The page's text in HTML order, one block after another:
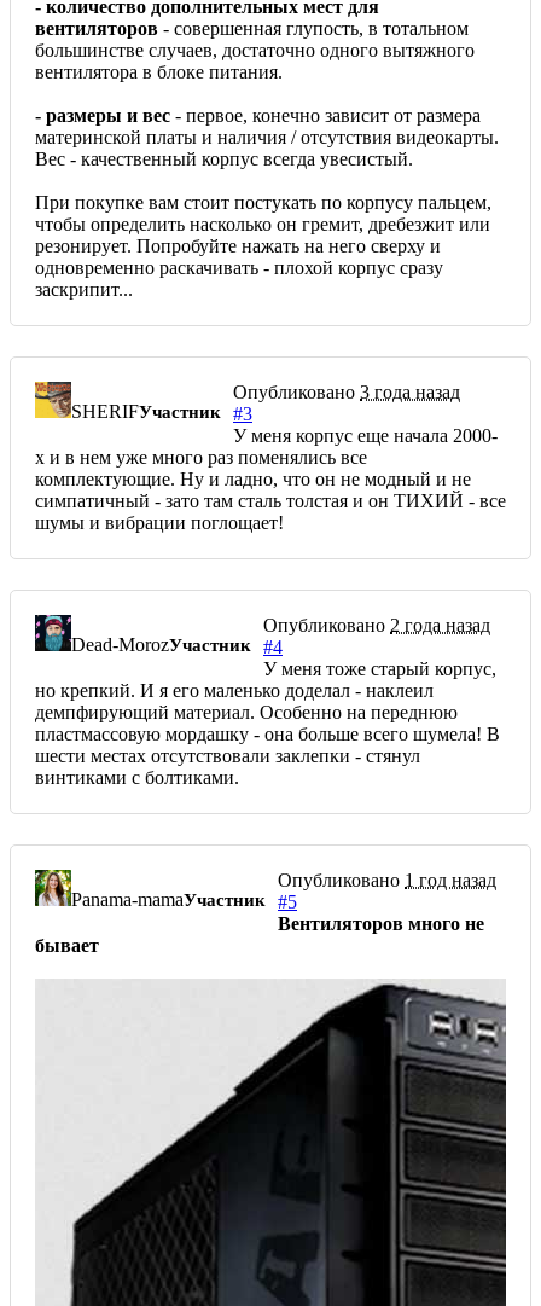
- количество дополнительных мест для
вентиляторов - совершенная глупость, в тотальном
большинстве случаев, достаточно одного вытяжного
вентилятора в блоке питания.
- размеры и вес - первое, конечно зависит от размера
материнской платы и наличия / отсутствия видеокарты.
Вес - качественный корпус всегда увесистый.
При покупке вам стоит постукать по корпусу пальцем,
чтобы определить насколько он гремит, дребезжит или
резонирует. Попробуйте нажать на него сверху и
одновременно раскачивать - плохой корпус сразу
заскрипит...
SHERIFУчастник
Опубликовано 3 года назад
#3
У меня корпус еще начала 2000-
х и в нем уже много раз поменялись все
комплектующие. Ну и ладно, что он не модный и не
симпатичный - зато там сталь толстая и он ТИХИЙ - все
шумы и вибрации поглощает!
Dead-MorozУчастник
Опубликовано 2 года назад
#4
У меня тоже старый корпус,
но крепкий. И я его маленько доделал - наклеил
демпфирующий материал. Особенно на переднюю
пластмассовую мордашку - она больше всего шумела! В
шести местах отсутствовали заклепки - стянул
винтиками с болтиками.
Panama-mamaУчастник
Опубликовано 1 год назад
#5
Вентиляторов много не
бывает